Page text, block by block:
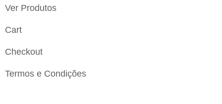
Ver Produtos
Cart
Checkout
Termos e Condições